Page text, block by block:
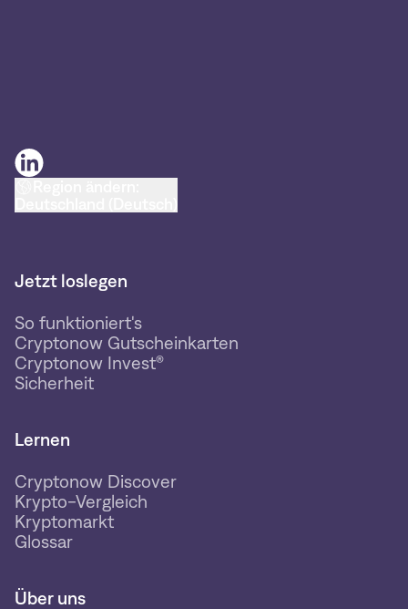
Jetzt loslegen
So funktioniert's
Cryptonow Gutscheinkarten
Cryptonow Invest®
Sicherheit
Lernen
Cryptonow Discover
Krypto-Vergleich
Kryptomarkt
Glossar
Über uns